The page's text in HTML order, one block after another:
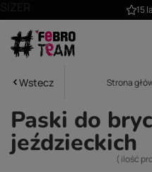
15
Wstecz Strona
Paski do
jeździeckich
( ilość